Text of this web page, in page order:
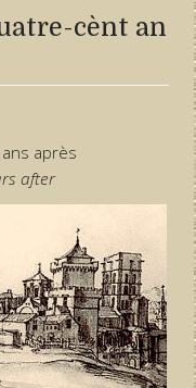
cènt an
après
after